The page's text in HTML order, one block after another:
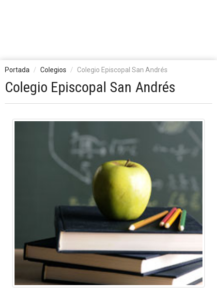
Portada Colegios Colegio Episcopal San Andrés
Colegio Episcopal San Andrés